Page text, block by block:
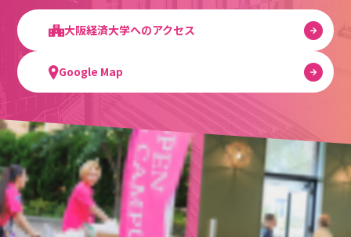
大阪経済大学へのアクセス
Google Map